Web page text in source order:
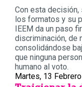
Con esta decisión,
los formatos y su
IEEM da un paso
discriminación, de
consolidándose
que ninguna
humano al voto.
Martes, 13